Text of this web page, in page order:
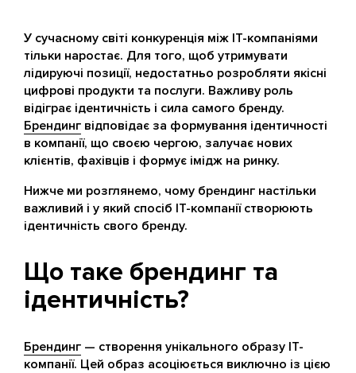
У сучасному світі конкуренція між IT-компаніями
тільки наростає. Для того, щоб утримувати
лідируючі позиції, недостатньо розробляти якісні
цифрові продукти та послуги. Важливу роль
відіграє ідентичність і сила самого бренду.
Брендинг відповідає за формування ідентичності
в компанії, що своєю чергою, залучає нових
клієнтів, фахівців і формує імідж на ринку.
Нижче ми розглянемо, чому брендинг настільки
важливий і у який спосіб IT-компанії створюють
ідентичність свого бренду.
Що таке брендинг та
ідентичність?
Брендинг — створення унікального образу IT-
компанії. Цей образ асоціюється виключно із цією